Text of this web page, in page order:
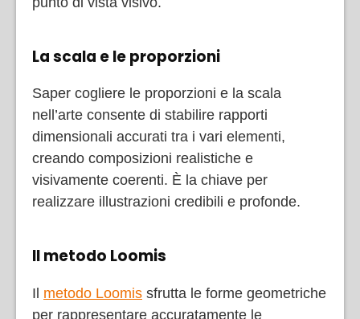
La scala e le proporzioni
Saper cogliere le proporzioni e la scala
nell’arte consente di stabilire rapporti
dimensionali accurati tra i vari elementi,
creando composizioni realistiche e
visivamente coerenti. È la chiave per
realizzare illustrazioni credibili e profonde.
Il metodo Loomis
Il metodo Loomis sfrutta le forme geometriche
per rappresentare accuratamente le